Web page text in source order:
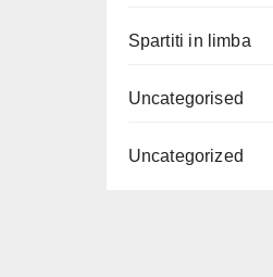
Spartiti in limba
Uncategorised
Uncategorized